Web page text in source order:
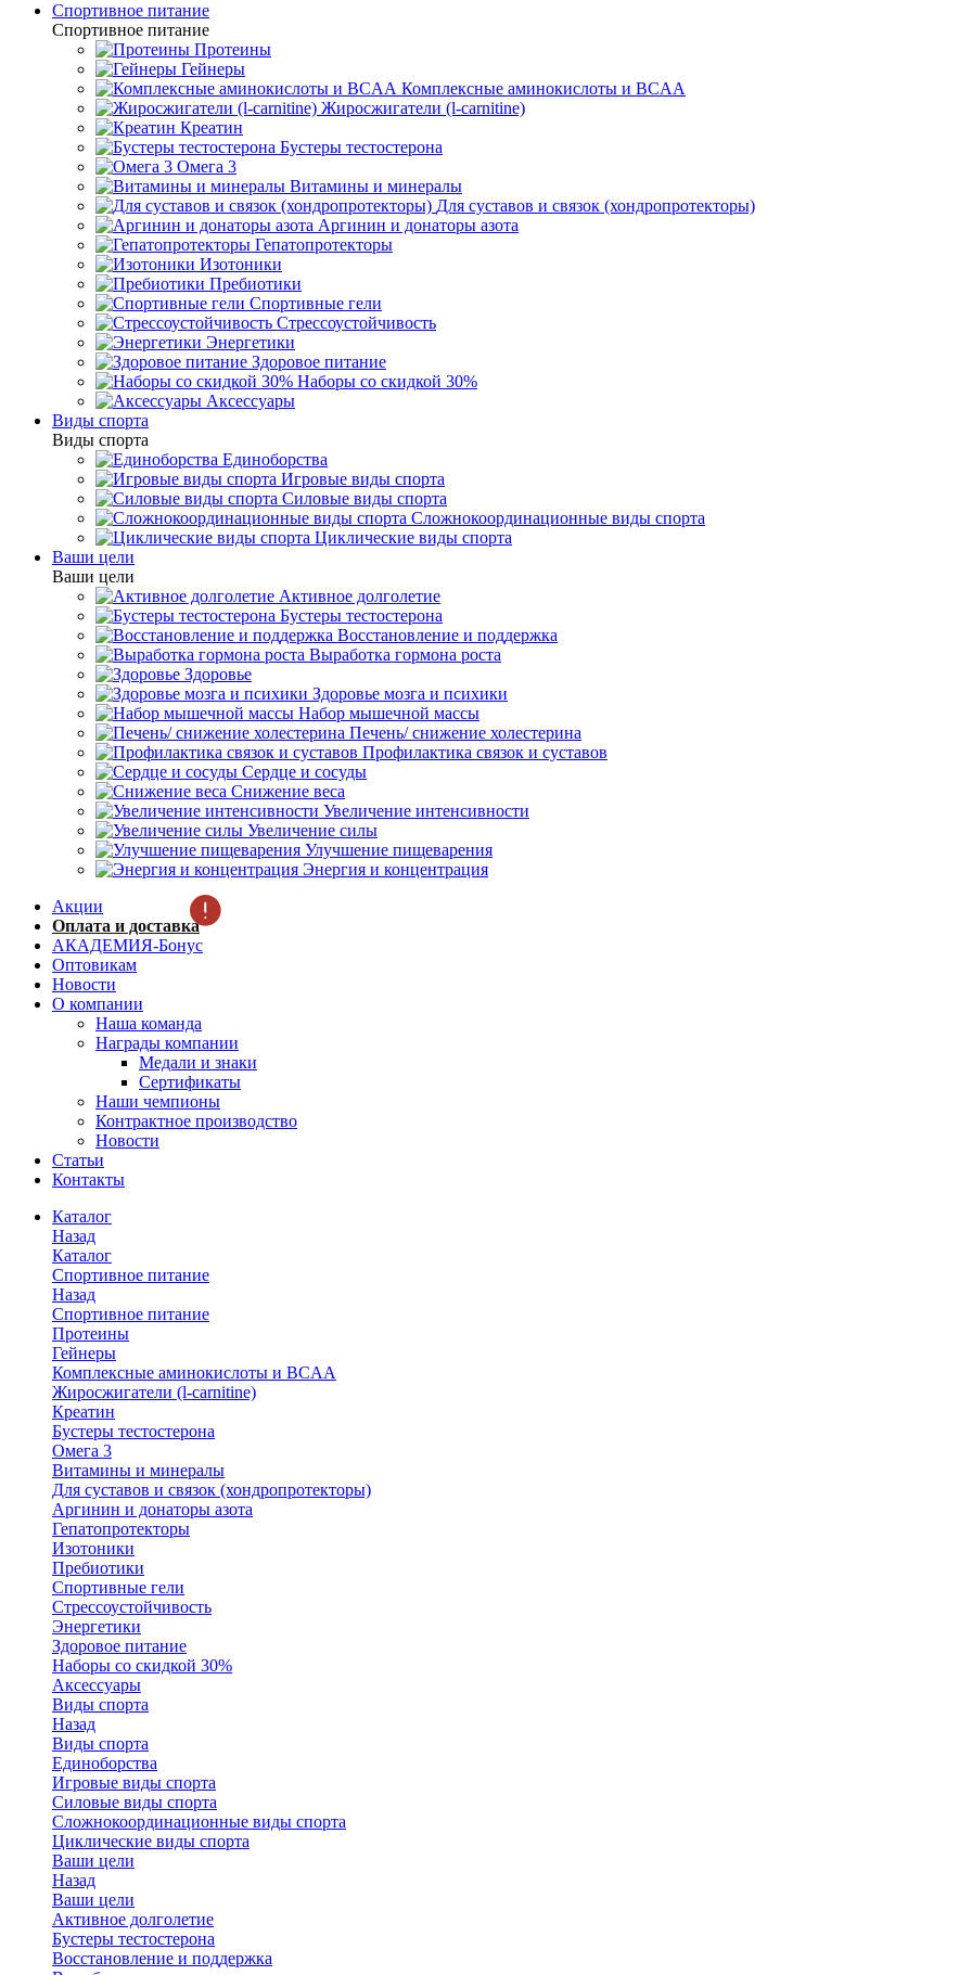
Спортивное питание
Спортивное питание
Протеины
Гейнеры
Комплексные аминокислоты и BCAA
Жиросжигатели (l-carnitine)
Креатин
Бустеры тестостерона
Омега 3
Витамины и минералы
Для суставов и связок (хондропротекторы)
Аргинин и донаторы азота
Гепатопротекторы
Изотоники
Пребиотики
Спортивные гели
Стрессоустойчивость
Энергетики
Здоровое питание
Наборы со скидкой 30%
Аксессуары
Виды спорта
Виды спорта
Единоборства
Игровые виды спорта
Силовые виды спорта
Сложнокоординационные виды спорта
Циклические виды спорта
Ваши цели
Ваши цели
Активное долголетие
Бустеры тестостерона
Восстановление и поддержка
Выработка гормона роста
Здоровье
Здоровье мозга и психики
Набор мышечной массы
Печень/ снижение холестерина
Профилактика связок и суставов
Сердце и сосуды
Снижение веса
Увеличение интенсивности
Увеличение силы
Улучшение пищеварения
Энергия и концентрация
Акции
Оплата и доставка
АКАДЕМИЯ-Бонус
Оптовикам
Новости
О компании
Наша команда
Награды компании
Медали и знаки
Сертификаты
Наши чемпионы
Контрактное производство
Новости
Статьи
Контакты
Каталог
Назад
Каталог
Спортивное питание
Назад
Спортивное питание
Протеины
Гейнеры
Комплексные аминокислоты и BCAA
Жиросжигатели (l-carnitine)
Креатин
Бустеры тестостерона
Омега 3
Витамины и минералы
Для суставов и связок (хондропротекторы)
Аргинин и донаторы азота
Гепатопротекторы
Изотоники
Пребиотики
Спортивные гели
Стрессоустойчивость
Энергетики
Здоровое питание
Наборы со скидкой 30%
Аксессуары
Виды спорта
Назад
Виды спорта
Единоборства
Игровые виды спорта
Силовые виды спорта
Сложнокоординационные виды спорта
Циклические виды спорта
Ваши цели
Назад
Ваши цели
Активное долголетие
Бустеры тестостерона
Восстановление и поддержка